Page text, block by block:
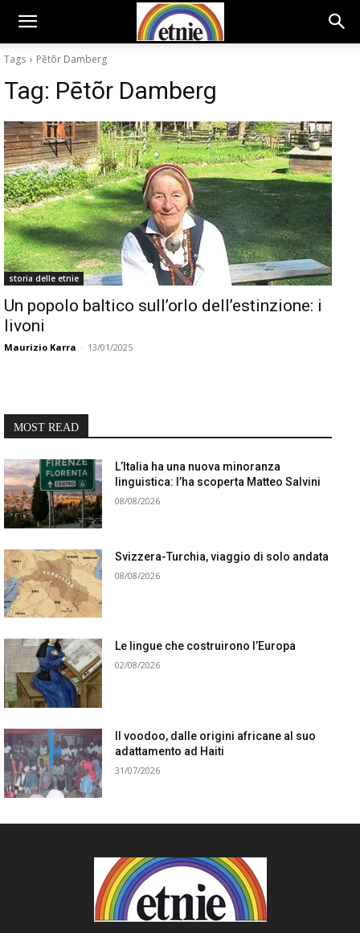
Tags Pētõr Damberg
Tag: Pētõr Damberg
storia delle etnie
Un popolo baltico sull’orlo dell’estinzione: i
livoni
Maurizio Karra - 13/01/2025
MOST READ
L’Italia ha una nuova minoranza
linguistica: l’ha scoperta Matteo Salvini
08/08/2026
Svizzera-Turchia, viaggio di solo andata
08/08/2026
Le lingue che costruirono l’Europa
02/08/2026
Il voodoo, dalle origini africane al suo
adattamento ad Haiti
31/07/2026